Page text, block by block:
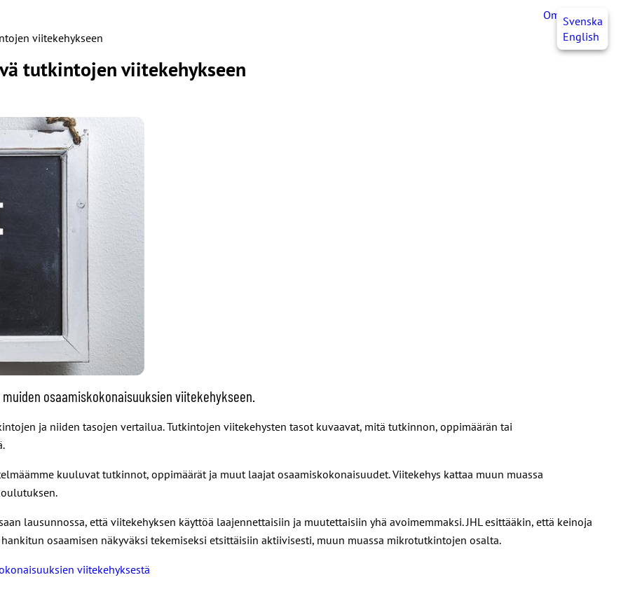
OmaJHLSvenska
English
viitekehykseen
tutkintojen viitekehykseen
osaamiskokonaisuuksien viitekehykseen.
ja niiden tasojen vertailua. Tutkintojen viitekehysten tasot kuvaavat, mitä tutkinnon, oppimäärän tai
kuuluvat tutkinnot, oppimäärät ja muut laajat osaamiskokonaisuudet. Viitekehys kattaa muun muassa
lausunnossa, että viitekehyksen käyttöä laajennettaisiin ja muutettaisiin yhä avoimemmaksi. JHL esittääkin, että keinoja
osaamisen näkyväksi tekemiseksi etsittäisiin aktiivisesti, muun muassa mikrotutkintojen osalta.
viitekehyksestä